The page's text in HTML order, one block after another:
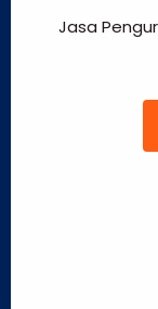
Jasa